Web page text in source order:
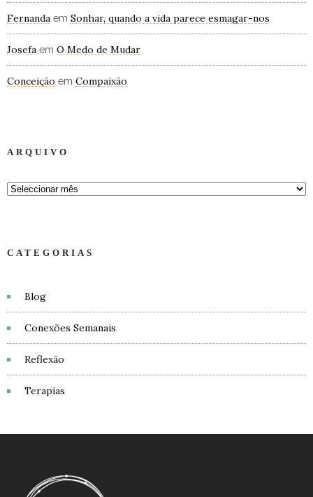
Fernanda em Sonhar, quando a vida parece esmagar-nos
Josefa em O Medo de Mudar
Conceição em Compaixão
ARQUIVO
CATEGORIAS
Blog
Conexões Semanais
Reflexão
Terapias